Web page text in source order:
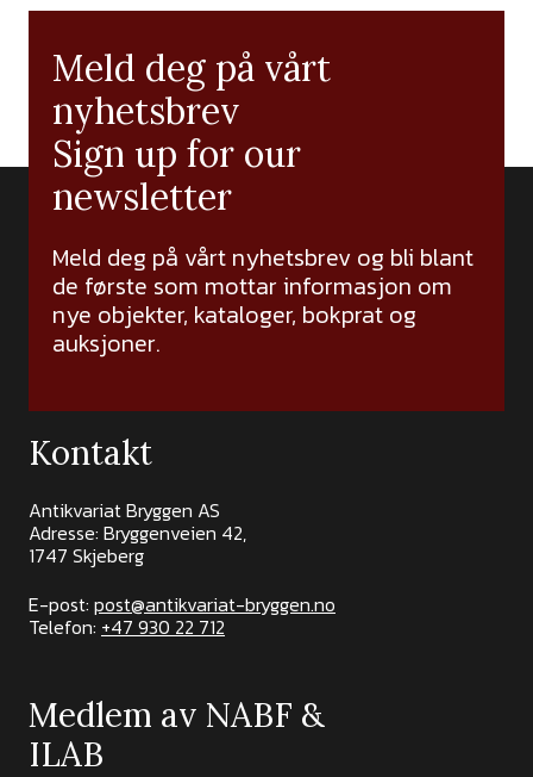
Meld deg på vårt
nyhetsbrev
Sign up for our
newsletter
Meld deg på vårt nyhetsbrev og bli blant
de første som mottar informasjon om
nye objekter, kataloger, bokprat og
auksjoner.
Kontakt
Antikvariat Bryggen AS
Adresse: Bryggenveien 42,
1747 Skjeberg
E-post: post@antikvariat-bryggen.no
Telefon: +47 930 22 712
Medlem av NABF &
ILAB